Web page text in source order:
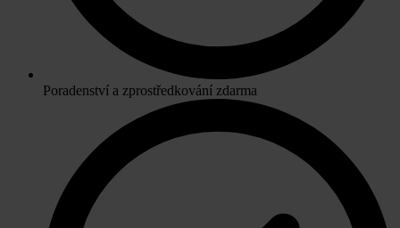
Poradenství a zprostředkování zdarma